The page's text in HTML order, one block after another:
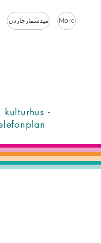
ميدسمارجاردن More
kulturhus -